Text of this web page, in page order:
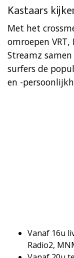
Kastaars
Met het
omroepen VRT,
Streamz
surfers de
en -
Vanaf 16u
Radio2,